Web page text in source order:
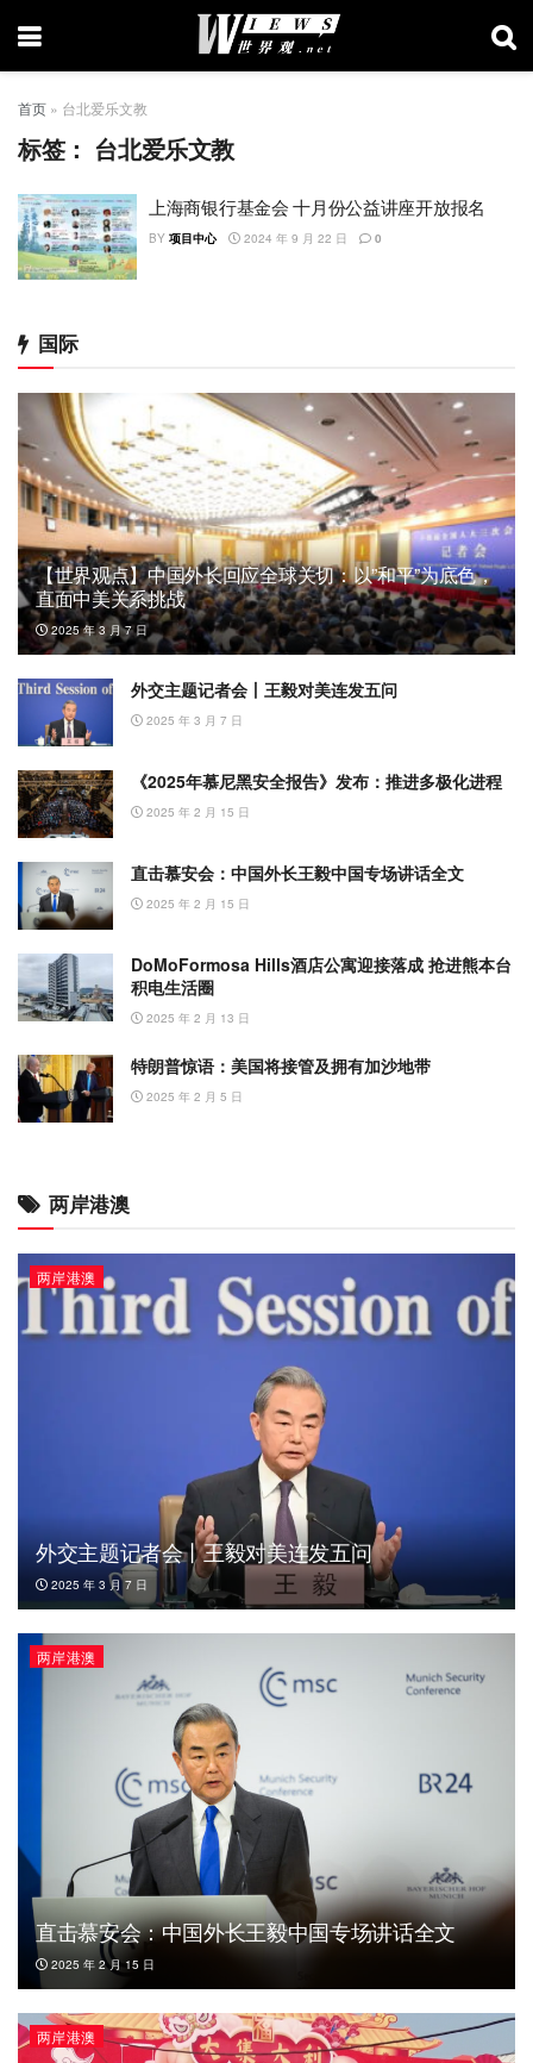
首页 » 台北爱乐文教
标签： 台北爱乐文教
上海商银行基金会 十月份公益讲座开放报名
BY 项目中心 2024 年 9 月 22 日 0
国际
【世界观点】中国外长回应全球关切：以”和平”为底色，
直面中美关系挑战
2025 年 3 月 7 日
外交主题记者会丨王毅对美连发五问
2025 年 3 月 7 日
《2025年慕尼黑安全报告》发布：推进多极化进程
2025 年 2 月 15 日
直击慕安会：中国外长王毅中国专场讲话全文
2025 年 2 月 15 日
DoMoFormosa Hills酒店公寓迎接落成 抢进熊本台
积电生活圈
2025 年 2 月 13 日
特朗普惊语：美国将接管及拥有加沙地带
2025 年 2 月 5 日
两岸港澳
两岸港澳
外交主题记者会丨王毅对美连发五问
2025 年 3 月 7 日
两岸港澳
直击慕安会：中国外长王毅中国专场讲话全文
2025 年 2 月 15 日
两岸港澳